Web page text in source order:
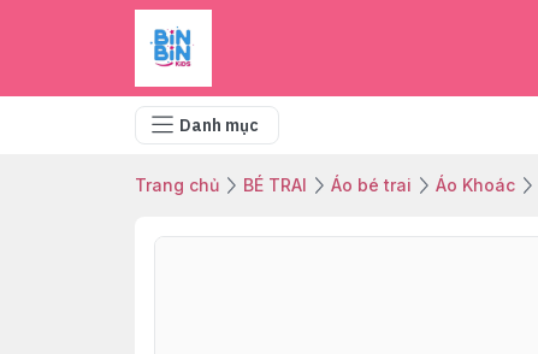
Danh mục
Trang chủ BÉ TRAI Áo bé trai Áo Khoác